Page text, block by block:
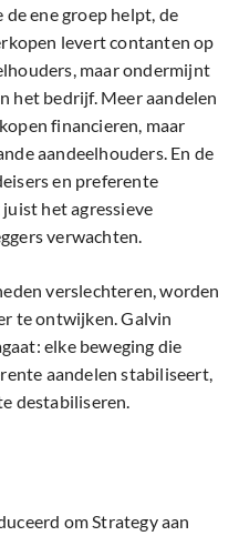
ene groep helpt, de
levert contanten op
maar ondermijnt
het bedrijf. Meer aandelen
financieren, maar
aandeelhouders. En de
en preferente
het agressieve
verwachten.
verslechteren, worden
te ontwijken. Galvin
elke beweging die
aandelen stabiliseert,
destabiliseren.
om Strategy aan